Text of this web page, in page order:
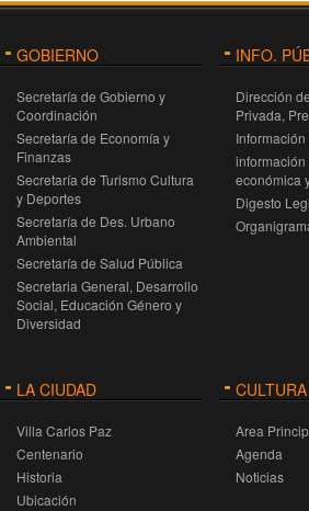
para más
interrogar a
"Es
conocer las
Municipal le
primera vez
este tipo
previo a una
debate
Creemos
experiencia ya
de varia s
manera
Juvenil.
GOBIERNO
Secretaría de Gobierno y
Coordinación
Secretaría de Economía y
Finanzas
Secretaría de Turismo Cultura
y Deportes
Secretaría de Des. Urbano
Ambiental
Secretaría de Salud Pública
Secretaria General, Desarrollo
Social, Educación Género y
Diversidad
INFO.
Dirección
Privada,
información
económica
Digesto
LA CIUDAD
Villa Carlos Paz
Centenario
Historia
Ubicación
CULTURA
Area
Agenda
Noticias